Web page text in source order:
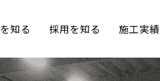
知る 採用を知る 施工実績